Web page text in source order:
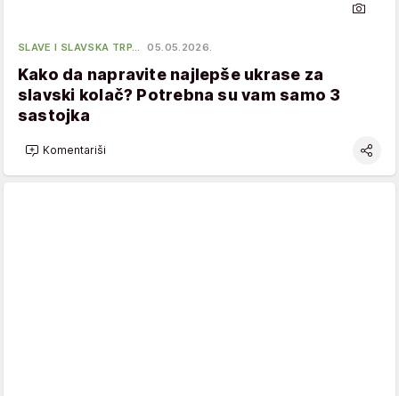
SLAVE I SLAVSKA TRP… 05.05.2026.
Kako da napravite najlepše ukrase za
slavski kolač? Potrebna su vam samo 3
sastojka
Komentariši